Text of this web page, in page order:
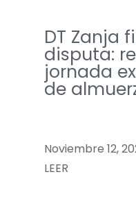
DT Zanja
disputa:
jornada
de
Noviembre 12,
LEER